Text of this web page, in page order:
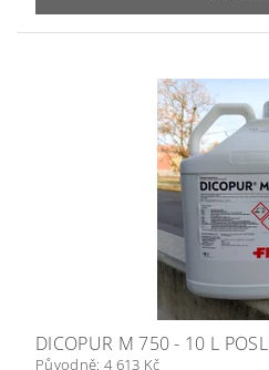
DICOPUR M 750 - 10 L
Původně: 4 613 Kč